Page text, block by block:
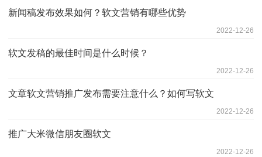
新闻稿发布效果如何？软文营销有哪些优势
2022-12-26
软文发稿的最佳时间是什么时候？
2022-12-26
文章软文营销推广发布需要注意什么？如何写软文
2022-12-26
推广大米微信朋友圈软文
2022-12-26